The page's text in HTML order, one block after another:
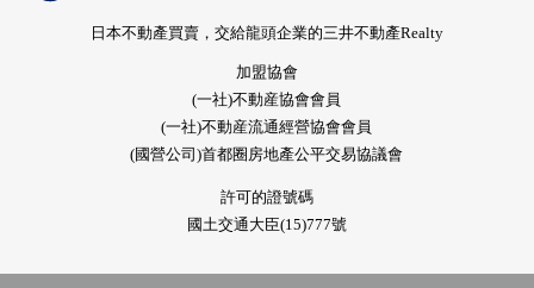
日本不動產買賣，交給龍頭企業的三井不動產Realty
加盟協會
(一社)不動産協會會員
(一社)不動産流通經營協會會員
(國營公司)首都圈房地產公平交易協議會
許可的證號碼
國土交通大臣(15)777號